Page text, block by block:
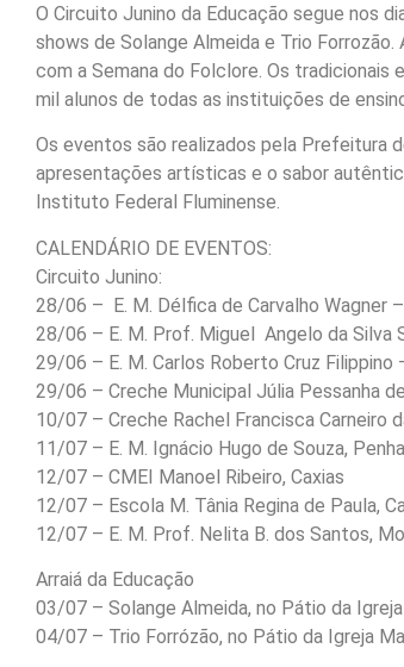
O Circuito Junino da Educação segue nos
shows de Solange Almeida e Trio
com a Semana do Folclore. Os
mil alunos de todas as instituições de
Os eventos são realizados pela Prefeitura
apresentações artísticas e o sabor
Instituto Federal Fluminense.
CALENDÁRIO DE EVENTOS:
Circuito Junino:
28/06 – E. M. Délfica de Carvalho Wagner
28/06 – E. M. Prof. Miguel Angelo da Silva
29/06 – E. M. Carlos Roberto Cruz Filippino
29/06 – Creche Municipal Júlia Pessanha
10/07 – Creche Rachel Francisca Carneiro
11/07 – E. M. Ignácio Hugo de Souza, Penha
12/07 – CMEI Manoel Ribeiro, Caxias
12/07 – Escola M. Tânia Regina de Paula,
12/07 – E. M. Prof. Nelita B. dos Santos,
Arraiá da Educação
03/07 – Solange Almeida, no Pátio da
04/07 – Trio Forrózão, no Pátio da Igreja